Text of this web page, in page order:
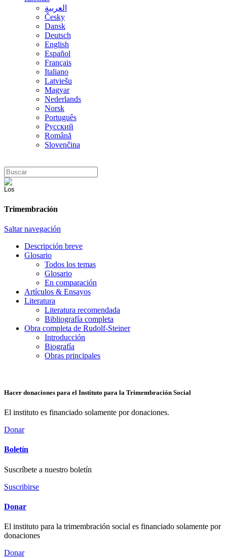
العربية
Česky
Dansk
Deutsch
English
Español
Français
Italiano
Latviešu
Magyar
Nederlands
Norsk
Português
Русский
Română
Slovenčina
Trimembración
Saltar navegación
Descripción breve
Glosario
Todos los temas
Glosario
En comparación
Artículos & Ensayos
Literatura
Literatura recomendada
Bibliografía completa
Obra completa de Rudolf-Steiner
Introducción
Biografía
Obras principales
Hacer donaciones para el Instituto para la Trimembración Social
El instituto es financiado solamente por donaciones.
Donar
Boletín
Suscríbete a nuestro boletín
Suscribirse
Donar
El instituto para la trimembración social es financiado solamente por
donaciones
Donar